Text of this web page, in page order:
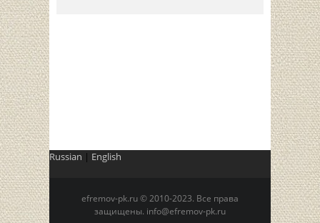
Russian | English
efremov-pk.ru © 2010-2023. Все права
защищены. info@efremov-pk.ru